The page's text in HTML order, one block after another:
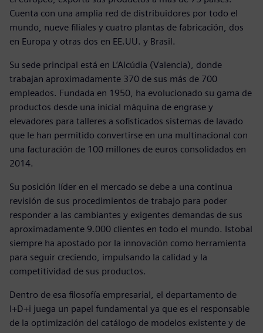
Cuenta con una amplia red de distribuidores por todo el
mundo, nueve filiales y cuatro plantas de fabricación, dos
en Europa y otras dos en EE.UU. y Brasil.
Su sede principal está en L’Alcúdia (Valencia), donde
trabajan aproximadamente 370 de sus más de 700
empleados. Fundada en 1950, ha evolucionado su gama de
productos desde una inicial máquina de engrase y
elevadores para talleres a sofisticados sistemas de lavado
que le han permitido convertirse en una multinacional con
una facturación de 100 millones de euros consolidados en
2014.
Su posición líder en el mercado se debe a una continua
revisión de sus procedimientos de trabajo para poder
responder a las cambiantes y exigentes demandas de sus
aproximadamente 9.000 clientes en todo el mundo. Istobal
siempre ha apostado por la innovación como herramienta
para seguir creciendo, impulsando la calidad y la
competitividad de sus productos.
Dentro de esa filosofía empresarial, el departamento de
I+D+i juega un papel fundamental ya que es el responsable
de la optimización del catálogo de modelos existente y de